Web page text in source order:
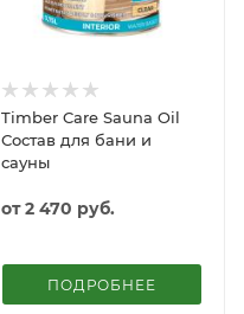
Timber Care Sauna Oil
Состав для бани и
сауны
от2 470 руб.
ПОДРОБНЕЕ